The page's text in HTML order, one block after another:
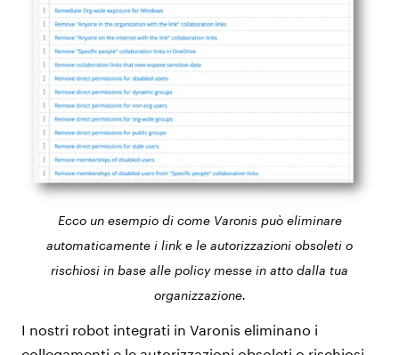
Ecco un esempio di come Varonis può eliminare
automaticamente i link e le autorizzazioni obsoleti o
rischiosi in base alle policy messe in atto dalla tua
organizzazione.
I nostri robot integrati in Varonis eliminano i